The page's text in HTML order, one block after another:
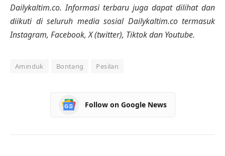
Dailykaltim.co. Informasi terbaru juga dapat dilihat dan
diikuti di seluruh media sosial Dailykaltim.co termasuk
Instagram, Facebook, X (twitter), Tiktok dan Youtube.
Aminduk Bontang Pesilan
Follow on Google News